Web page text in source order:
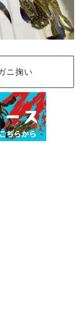
ニ掬い